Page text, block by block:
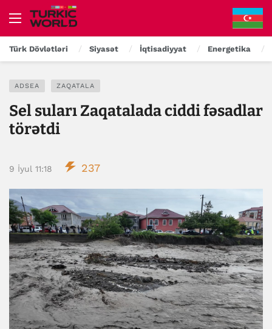
Türk Dövlətləri Siyasət İqtisadiyyat Energetika
ADSEA ZAQATALA
Sel suları Zaqatalada ciddi fəsadlar
törətdi
9 İyul 11:18 237